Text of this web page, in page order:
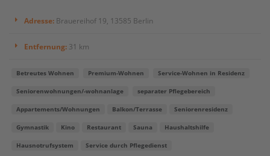
Adresse: Brauereihof 19, 13585 Berlin
Entfernung: 31 km
Betreutes Wohnen Premium-Wohnen Service-Wohnen in Residenz
Seniorenwohnungen/-wohnanlage separater Pflegebereich
Appartements/Wohnungen Balkon/Terrasse Seniorenresidenz
Gymnastik Kino Restaurant Sauna Haushaltshilfe
Hausnotrufsystem Service durch Pflegedienst